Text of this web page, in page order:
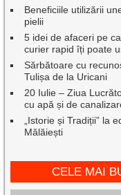
Beneficiile utilizării
pielii
5 idei de afaceri pe
curier rapid îți poate
Sărbătoare cu
Tulișa de la Uricani
20 Iulie – Ziua
cu apă și de
„Istorie și Tradiții” la
Mălăiești
CELE MAI